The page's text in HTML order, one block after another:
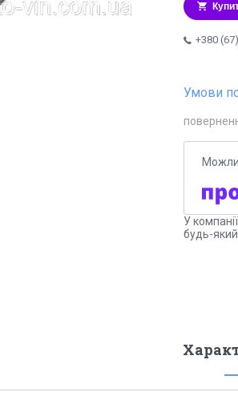
+380
У
будь-